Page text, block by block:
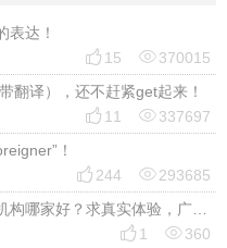
表达！
 15 370015
翻译），还不赶紧get起来！
 11 337697
！
 244 293685
想给职场充电，郑州的成人英语培训机构哪家好？求真实体验，广告勿扰，感谢！
 1 360